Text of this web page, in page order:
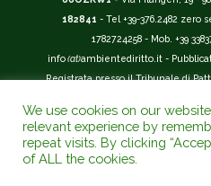
182841 - Tel +39-376.2482 zero
1782724258 - Mob. +39
info(at)ambientediritto.it -
Registrata presso il Tribunale di
La Rivista Giuridica
riconosciuta ed inserita nell'Area 12
We use cookies on our
relevant experience by
repeat visits. By clicking
of ALL the cookies.